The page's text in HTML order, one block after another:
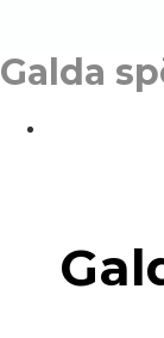
Galda